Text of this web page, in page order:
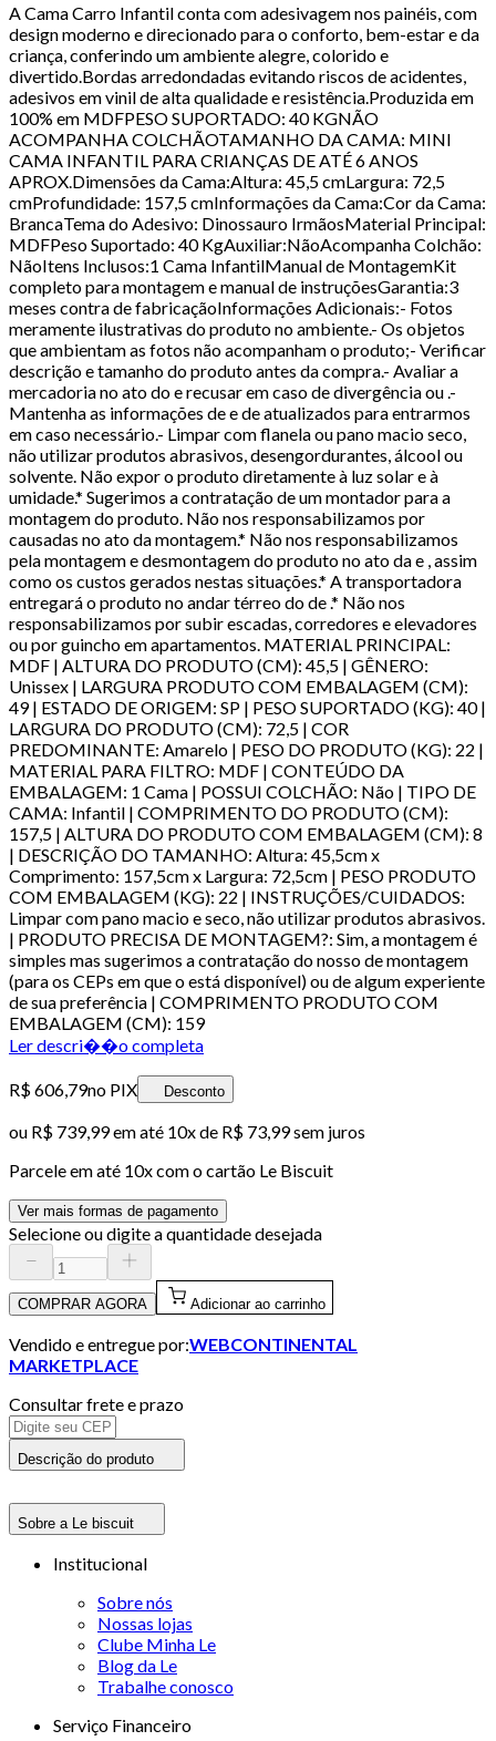
A Cama Carro Infantil conta com adesivagem nos painéis, com
design moderno e direcionado para o conforto, bem-estar e da
criança, conferindo um ambiente alegre, colorido e
divertido.Bordas arredondadas evitando riscos de acidentes,
adesivos em vinil de alta qualidade e resistência.Produzida em
100% em MDFPESO SUPORTADO: 40 KGNÃO
ACOMPANHA COLCHÃOTAMANHO DA CAMA: MINI
CAMA INFANTIL PARA CRIANÇAS DE ATÉ 6 ANOS
APROX.Dimensões da Cama:Altura: 45,5 cmLargura: 72,5
cmProfundidade: 157,5 cmInformações da Cama:Cor da Cama:
BrancaTema do Adesivo: Dinossauro IrmãosMaterial Principal:
MDFPeso Suportado: 40 KgAuxiliar:NãoAcompanha Colchão:
NãoItens Inclusos:1 Cama InfantilManual de MontagemKit
completo para montagem e manual de instruçõesGarantia:3
meses contra de fabricaçãoInformações Adicionais:- Fotos
meramente ilustrativas do produto no ambiente.- Os objetos
que ambientam as fotos não acompanham o produto;- Verificar
descrição e tamanho do produto antes da compra.- Avaliar a
mercadoria no ato do e recusar em caso de divergência ou .-
Mantenha as informações de e de atualizados para entrarmos
em caso necessário.- Limpar com flanela ou pano macio seco,
não utilizar produtos abrasivos, desengordurantes, álcool ou
solvente. Não expor o produto diretamente à luz solar e à
umidade.* Sugerimos a contratação de um montador para a
montagem do produto. Não nos responsabilizamos por
causadas no ato da montagem.* Não nos responsabilizamos
pela montagem e desmontagem do produto no ato da e , assim
como os custos gerados nestas situações.* A transportadora
entregará o produto no andar térreo do de .* Não nos
responsabilizamos por subir escadas, corredores e elevadores
ou por guincho em apartamentos. MATERIAL PRINCIPAL:
MDF | ALTURA DO PRODUTO (CM): 45,5 | GÊNERO:
Unissex | LARGURA PRODUTO COM EMBALAGEM (CM):
49 | ESTADO DE ORIGEM: SP | PESO SUPORTADO (KG): 40 |
LARGURA DO PRODUTO (CM): 72,5 | COR
PREDOMINANTE: Amarelo | PESO DO PRODUTO (KG): 22 |
MATERIAL PARA FILTRO: MDF | CONTEÚDO DA
EMBALAGEM: 1 Cama | POSSUI COLCHÃO: Não | TIPO DE
CAMA: Infantil | COMPRIMENTO DO PRODUTO (CM):
157,5 | ALTURA DO PRODUTO COM EMBALAGEM (CM): 8
| DESCRIÇÃO DO TAMANHO: Altura: 45,5cm x
Comprimento: 157,5cm x Largura: 72,5cm | PESO PRODUTO
COM EMBALAGEM (KG): 22 | INSTRUÇÕES/CUIDADOS:
Limpar com pano macio e seco, não utilizar produtos abrasivos.
| PRODUTO PRECISA DE MONTAGEM?: Sim, a montagem é
simples mas sugerimos a contratação do nosso de montagem
(para os CEPs em que o está disponível) ou de algum experiente
de sua preferência | COMPRIMENTO PRODUTO COM
EMBALAGEM (CM): 159
Ler descri��o completa
R$ 606,79no PIX Desconto
ou R$ 739,99em até 10x de R$ 73,99 sem juros
Parcele em até 10x com o cartão Le Biscuit
Ver mais formas de pagamento
Selecione ou digite a quantidade desejada
COMPRAR AGORA Adicionar ao carrinho
Vendido e entregue por:WEBCONTINENTAL
MARKETPLACE
Consultar frete e prazo
Descrição do produto
Sobre a Le biscuit
Institucional
Sobre nós
Nossas lojas
Clube Minha Le
Blog da Le
Trabalhe conosco
Serviço Financeiro